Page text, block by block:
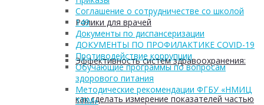
Ролики для врачей
Эффективность систем здравоохранения:
как сделать измерение показателей частью
Соглашение о сотрудничестве со школой
149
Документы по диспансеризации
ДОКУМЕНТЫ ПО ПРОФИЛАКТИКЕ COVID-19
Противодействие коррупции
Обучающие программы по вопросам
здорового питания
Методические рекомендации ФГБУ «НМИЦ
ТПМ»